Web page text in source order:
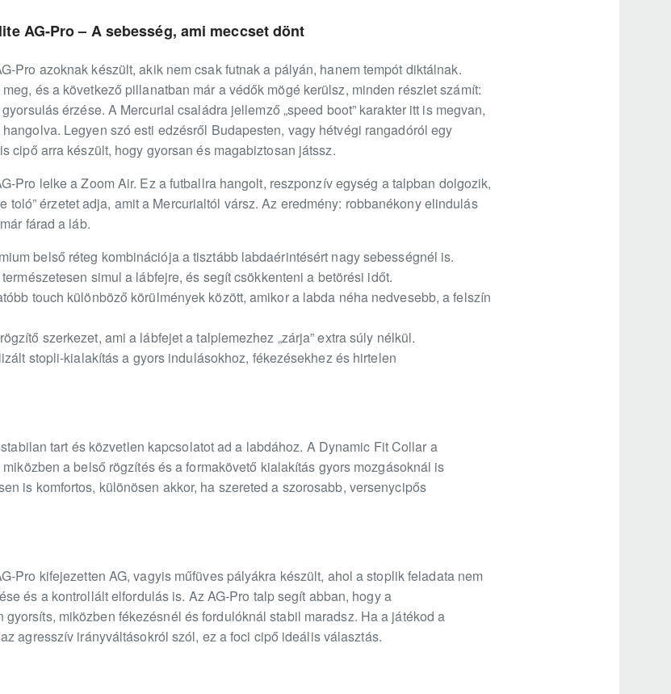
AG-Pro – A sebesség, ami meccset dönt
Pro azoknak készült, akik nem csak futnak a pályán, hanem tempót diktálnak.
és a következő pillanatban már a védők mögé kerülsz, minden részlet számít:
érzése. A Mercurial családra jellemző „speed boot” karakter itt is megvan,
Legyen szó esti edzésről Budapesten, vagy hétvégi rangadóról egy
cipő arra készült, hogy gyorsan és magabiztosan játssz.
Pro lelke a Zoom Air. Ez a futballra hangolt, reszponzív egység a talpban dolgozik,
toló” érzetet adja, amit a Mercurialtól vársz. Az eredmény: robbanékony elindulás
fárad a láb.
belső réteg kombinációja a tisztább labdaérintésért nagy sebességnél is.
simul a lábfejre, és segít csökkenteni a betörési időt.
touch különböző körülmények között, amikor a labda néha nedvesebb, a felszín
szerkezet, ami a lábfejet a talplemezhez „zárja” extra súly nélkül.
stopli-kialakítás a gyors indulásokhoz, fékezésekhez és hirtelen
tart és közvetlen kapcsolatot ad a labdához. A Dynamic Fit Collar a
a belső rögzítés és a formakövető kialakítás gyors mozgásoknál is
is komfortos, különösen akkor, ha szereted a szorosabb, versenycipős
Pro kifejezetten AG, vagyis műfüves pályákra készült, ahol a stoplik feladata nem
és a kontrollált elfordulás is. Az AG-Pro talp segít abban, hogy a
miközben fékezésnél és fordulóknál stabil maradsz. Ha a játékod a
agresszív irányváltásokról szól, ez a foci cipő ideális választás.